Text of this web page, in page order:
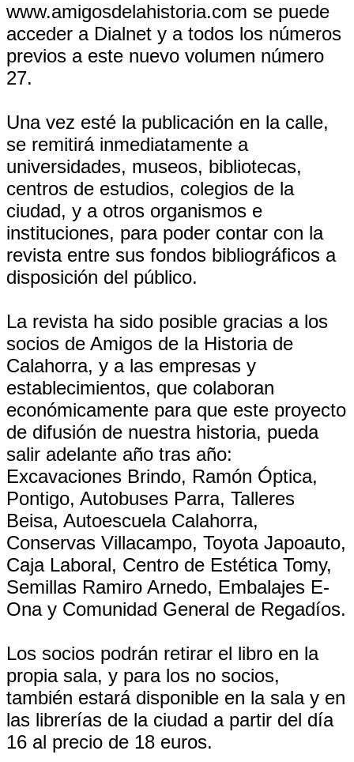
www.amigosdelahistoria.com se puede
acceder a Dialnet y a todos los números
previos a este nuevo volumen número
27.
Una vez esté la publicación en la calle,
se remitirá inmediatamente a
universidades, museos, bibliotecas,
centros de estudios, colegios de la
ciudad, y a otros organismos e
instituciones, para poder contar con la
revista entre sus fondos bibliográficos a
disposición del público.
La revista ha sido posible gracias a los
socios de Amigos de la Historia de
Calahorra, y a las empresas y
establecimientos, que colaboran
económicamente para que este proyecto
de difusión de nuestra historia, pueda
salir adelante año tras año:
Excavaciones Brindo, Ramón Óptica,
Pontigo, Autobuses Parra, Talleres
Beisa, Autoescuela Calahorra,
Conservas Villacampo, Toyota Japoauto,
Caja Laboral, Centro de Estética Tomy,
Semillas Ramiro Arnedo, Embalajes E-
Ona y Comunidad General de Regadíos.
Los socios podrán retirar el libro en la
propia sala, y para los no socios,
también estará disponible en la sala y en
las librerías de la ciudad a partir del día
16 al precio de 18 euros.